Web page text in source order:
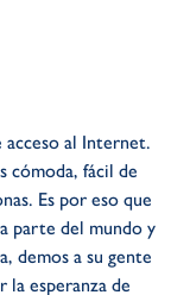
acceso al Internet.
cómoda, fácil de
Es por eso que
parte del mundo y
demos a su gente
la esperanza de